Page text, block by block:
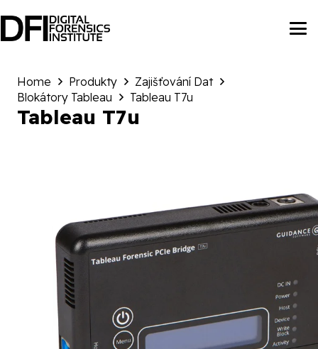
Home Produkty
Zajišťování Dat
Blokátory Tableau
Tableau T7u
Tableau T7u